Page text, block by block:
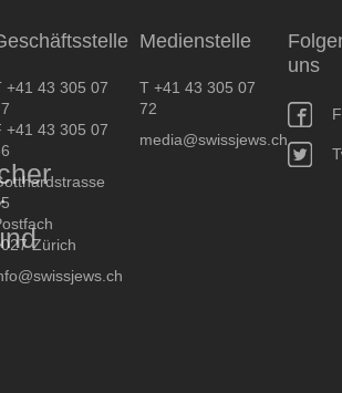
+41 43 305 07
+41 43 305 07
Zürich
Medienstelle
T +41 43 305 07
72
media@swissjews.ch
uns